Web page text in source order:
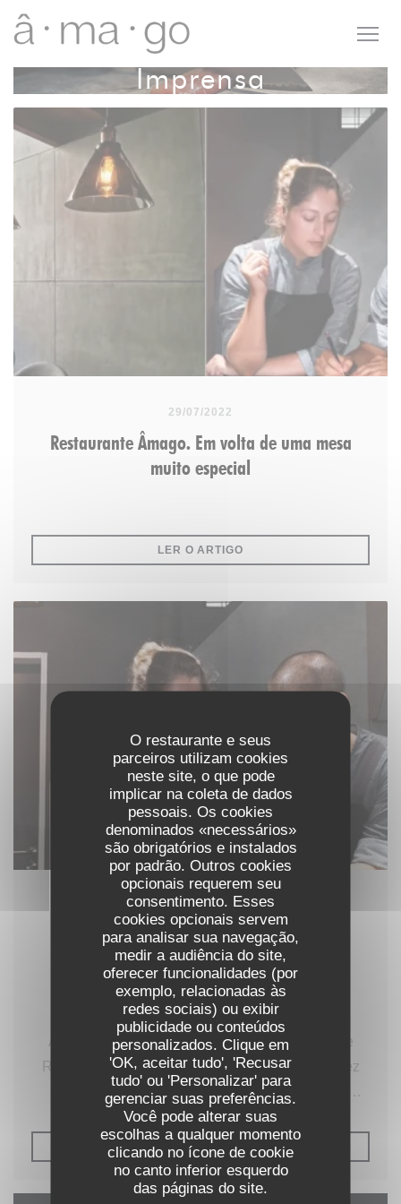
Painel de Gerenciamento de Cookies
O restaurante e seus
parceiros utilizam cookies
neste site, o que pode
implicar na coleta de dados
pessoais. Os cookies
denominados «necessários»
são obrigatórios e instalados
por padrão. Outros cookies
opcionais requerem seu
consentimento. Esses
cookies opcionais servem
para analisar sua navegação,
medir a audiência do site,
oferecer funcionalidades (por
exemplo, relacionadas às
redes sociais) ou exibir
publicidade ou conteúdos
personalizados. Clique em
'OK, aceitar tudo', 'Recusar
tudo' ou 'Personalizar' para
gerenciar suas preferências.
Você pode alterar suas
escolhas a qualquer momento
clicando no ícone de cookie
no canto inferior esquerdo
das páginas do site.
Imprensa
29/07/2022
Restaurante Âmago. Em volta de uma mesa
muito especial
LER O ARTIGO((ABRE NUMA NOVA
26/06/2020
Âmago, a nova mesa de jantar do Príncipe
Real
Âmago é o mais recente restaurante do Príncipe
Real, em Lisboa, com apenas uma mesa para dez
comensais de cada vez. O projeto pertence ao
casal de chefes Marta Caldeirão e André Coelho.
LER O ARTIGO ((ABRE NUMA NOVA